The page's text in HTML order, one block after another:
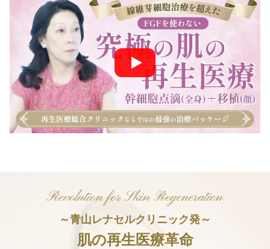
～青山レナセルクリニック発～
肌の再生医療革命